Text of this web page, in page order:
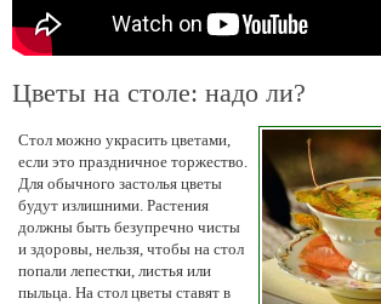
Цветы на столе: надо ли?
Стол можно украсить цветами,
если это праздничное торжество.
Для обычного застолья цветы
будут излишними. Растения
должны быть безупречно чисты
и здоровы, нельзя, чтобы на стол
попали лепестки, листья или
пыльца. На стол цветы ставят в